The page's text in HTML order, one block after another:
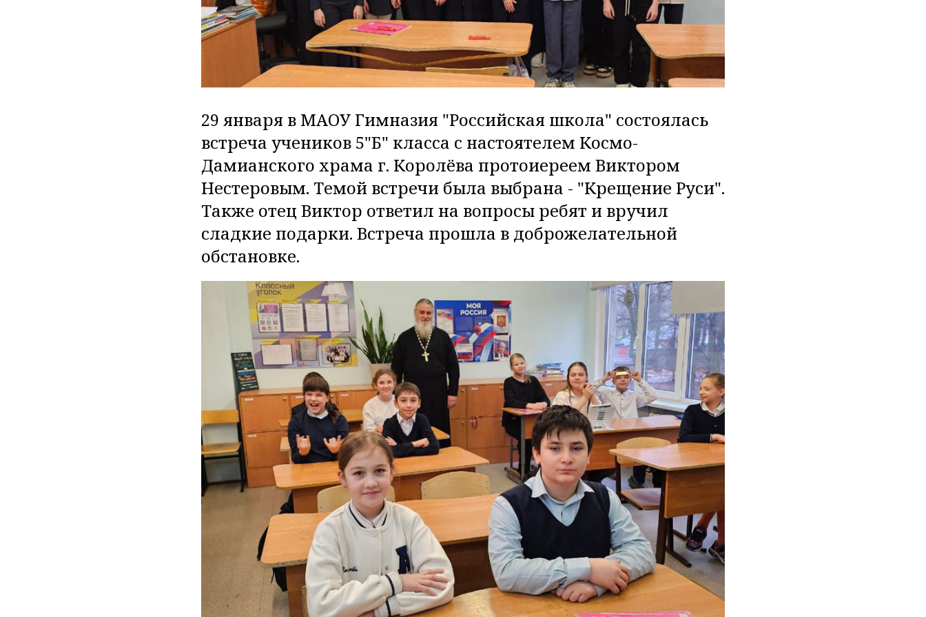
29 января в МАОУ Гимназия "Российская школа" состоялась
встреча учеников 5"Б" класса с настоятелем Космо-
Дамианского храма г. Королёва протоиереем Виктором
Нестеровым. Темой встречи была выбрана - "Крещение Руси".
Также отец Виктор ответил на вопросы ребят и вручил
сладкие подарки. Встреча прошла в доброжелательной
обстановке.